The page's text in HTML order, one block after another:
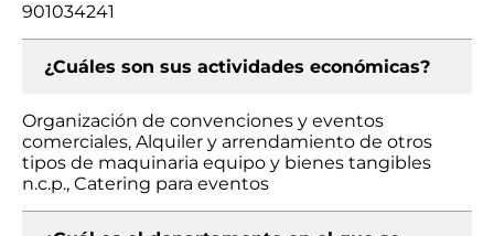
901034241
¿Cuáles son sus actividades económicas?
Organización de convenciones y eventos
comerciales, Alquiler y arrendamiento de otros
tipos de maquinaria equipo y bienes tangibles
n.c.p., Catering para eventos